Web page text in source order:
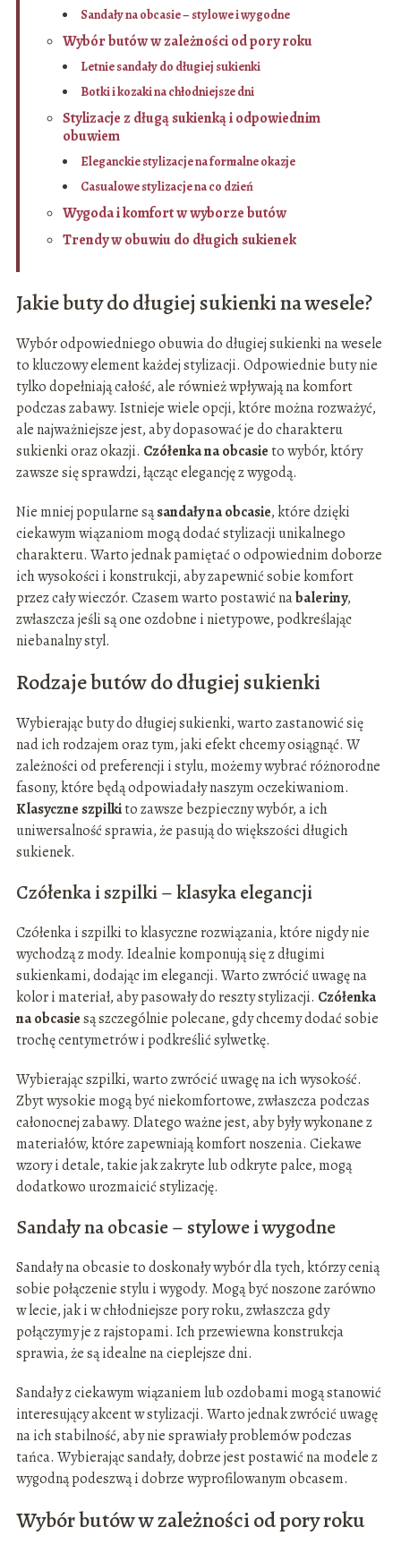
Sandały na obcasie – stylowe i wygodne
Wybór butów w zależności od pory roku
Letnie sandały do długiej sukienki
Botki i kozaki na chłodniejsze dni
Stylizacje z długą sukienką i odpowiednim
obuwiem
Eleganckie stylizacje na formalne okazje
Casualowe stylizacje na co dzień
Wygoda i komfort w wyborze butów
Trendy w obuwiu do długich sukienek
Jakie buty do długiej sukienki na wesele?
Wybór odpowiedniego obuwia do długiej sukienki na wesele
to kluczowy element każdej stylizacji. Odpowiednie buty nie
tylko dopełniają całość, ale również wpływają na komfort
podczas zabawy. Istnieje wiele opcji, które można rozważyć,
ale najważniejsze jest, aby dopasować je do charakteru
sukienki oraz okazji. Czółenka na obcasieto wybór, który
zawsze się sprawdzi, łącząc elegancję z wygodą.
Nie mniej popularne sąsandały na obcasie, które dzięki
ciekawym wiązaniom mogą dodać stylizacji unikalnego
charakteru. Warto jednak pamiętać o odpowiednim doborze
ich wysokości i konstrukcji, aby zapewnić sobie komfort
przez cały wieczór. Czasem warto postawić nabaleriny,
zwłaszcza jeśli są one ozdobne i nietypowe, podkreślając
niebanalny styl.
Rodzaje butów do długiej sukienki
Wybierając buty do długiej sukienki, warto zastanowić się
nad ich rodzajem oraz tym, jaki efekt chcemy osiągnąć. W
zależności od preferencji i stylu, możemy wybrać różnorodne
fasony, które będą odpowiadały naszym oczekiwaniom.
Klasyczne szpilkito zawsze bezpieczny wybór, a ich
uniwersalność sprawia, że pasują do większości długich
sukienek.
Czółenka i szpilki – klasyka elegancji
Czółenka i szpilki to klasyczne rozwiązania, które nigdy nie
wychodzą z mody. Idealnie komponują się z długimi
sukienkami, dodając im elegancji. Warto zwrócić uwagę na
kolor i materiał, aby pasowały do reszty stylizacji. Czółenka
na obcasiesą szczególnie polecane, gdy chcemy dodać sobie
trochę centymetrów i podkreślić sylwetkę.
Wybierając szpilki, warto zwrócić uwagę na ich wysokość.
Zbyt wysokie mogą być niekomfortowe, zwłaszcza podczas
całonocnej zabawy. Dlatego ważne jest, aby były wykonane z
materiałów, które zapewniają komfort noszenia. Ciekawe
wzory i detale, takie jak zakryte lub odkryte palce, mogą
dodatkowo urozmaicić stylizację.
Sandały na obcasie – stylowe i wygodne
Sandały na obcasie to doskonały wybór dla tych, którzy cenią
sobie połączenie stylu i wygody. Mogą być noszone zarówno
w lecie, jak i w chłodniejsze pory roku, zwłaszcza gdy
połączymy je z rajstopami. Ich przewiewna konstrukcja
sprawia, że są idealne na cieplejsze dni.
Sandały z ciekawym wiązaniem lub ozdobami mogą stanowić
interesujący akcent w stylizacji. Warto jednak zwrócić uwagę
na ich stabilność, aby nie sprawiały problemów podczas
tańca. Wybierając sandały, dobrze jest postawić na modele z
wygodną podeszwą i dobrze wyprofilowanym obcasem.
Wybór butów w zależności od pory roku